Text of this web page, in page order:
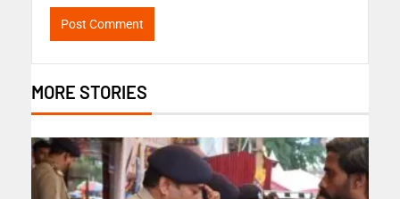
MORE STORIES